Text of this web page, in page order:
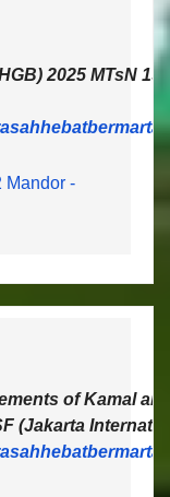
2025 MTsN
Mandor -
of Kamal
(Jakarta